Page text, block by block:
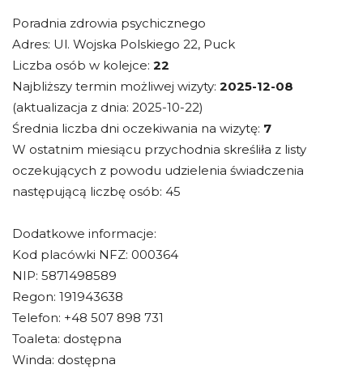
Poradnia zdrowia psychicznego
Adres: Ul. Wojska Polskiego 22, Puck
Liczba osób w kolejce: 22
Najbliższy termin możliwej wizyty: 2025-12-08
(aktualizacja z dnia: 2025-10-22)
Średnia liczba dni oczekiwania na wizytę: 7
W ostatnim miesiącu przychodnia skreśliła z listy
oczekujących z powodu udzielenia świadczenia
następującą liczbę osób: 45
Dodatkowe informacje:
Kod placówki NFZ: 000364
NIP: 5871498589
Regon: 191943638
Telefon: +48 507 898 731
Toaleta: dostępna
Winda: dostępna